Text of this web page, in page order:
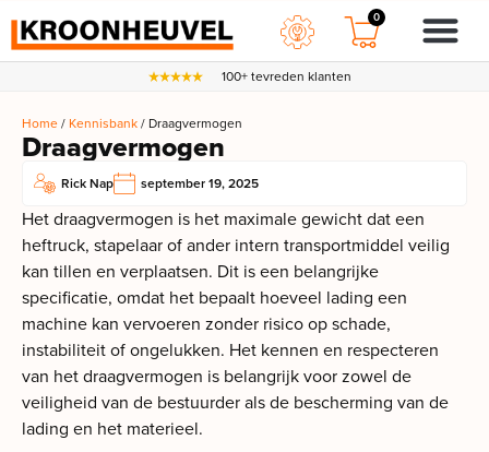
0
100+ tevreden klanten
Home/ Kennisbank/ Draagvermogen
Draagvermogen
Rick Nap september 19, 2025
Het draagvermogen is het maximale gewicht dat een
heftruck, stapelaar of ander intern transportmiddel veilig
kan tillen en verplaatsen. Dit is een belangrijke
specificatie, omdat het bepaalt hoeveel lading een
machine kan vervoeren zonder risico op schade,
instabiliteit of ongelukken. Het kennen en respecteren
van het draagvermogen is belangrijk voor zowel de
veiligheid van de bestuurder als de bescherming van de
lading en het materieel.